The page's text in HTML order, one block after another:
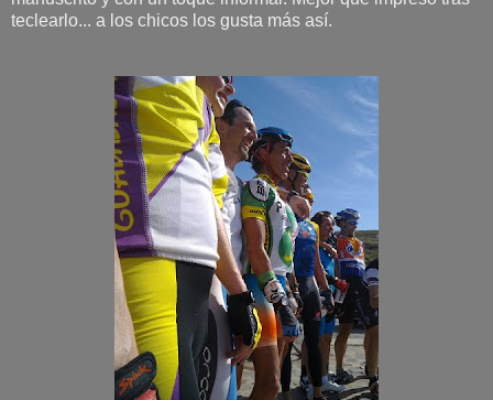
teclearlo... a los chicos los gusta más así.